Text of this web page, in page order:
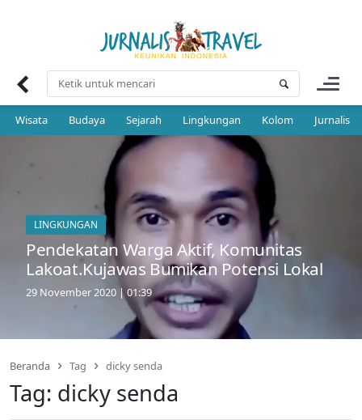
Wisata Budaya Sejarah Lingkungan Kolom Jurnalis
LINGKUNGAN
Pendekatan Warga Aktif, Komunitas
Lakoat.Kujawas Bumikan Potensi Lokal
29 November 2020 | 01:39
Beranda Tag dicky senda
Tag: dicky senda